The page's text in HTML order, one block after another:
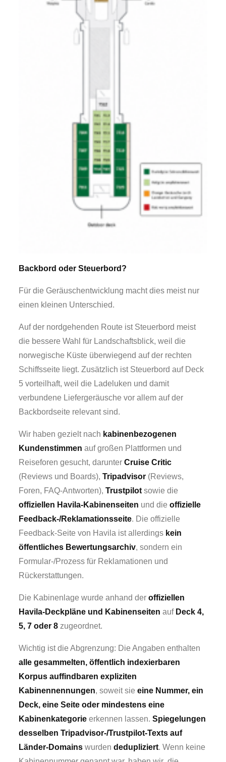
Backbord oder Steuerbord?
Für die Geräuschentwicklung macht dies meist nur
einen kleinen Unterschied.
Auf der nordgehenden Route ist Steuerbord meist
die bessere Wahl für Landschaftsblick, weil die
norwegische Küste überwiegend auf der rechten
Schiffsseite liegt. Zusätzlich ist Steuerbord auf Deck
5 vorteilhaft, weil die Ladeluken und damit
verbundene Liefergeräusche vor allem auf der
Backbordseite relevant sind.
Wir haben gezielt nach kabinenbezogenen
Kundenstimmen auf großen Plattformen und
Reiseforen gesucht, darunterCruise Critic
(Reviews und Boards),Tripadvisor (Reviews,
Foren, FAQ-Antworten),Trustpilot sowie die
offiziellen Havila-Kabinenseiten und dieoffizielle
Feedback-/Reklamationsseite. Die offizielle
Feedback-Seite von Havila ist allerdings kein
öffentliches Bewertungsarchiv, sondern ein
Formular-/Prozess für Reklamationen und
Rückerstattungen.
Die Kabinenlage wurde anhand deroffiziellen
Havila-Deckpläne und Kabinenseiten auf Deck 4,
5, 7 oder 8 zugeordnet.
Wichtig ist die Abgrenzung: Die Angaben enthalten
alle gesammelten, öffentlich indexierbaren
Korpus auffindbaren expliziten
Kabinennennungen, soweit sieeine Nummer, ein
Deck, eine Seite oder mindestens eine
Kabinenkategorie erkennen lassen.Spiegelungen
desselben Tripadvisor-/Trustpilot-Texts auf
Länder-Domains wurdendedupliziert. Wenn keine